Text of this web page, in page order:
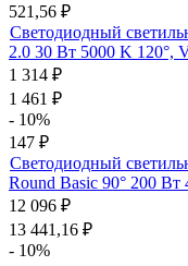
521,56 ₽
Светодиодный
2.0 30 Вт 5000 K 120°,
1 314 ₽
1 461 ₽
- 10%
147 ₽
Светодиодный
Round Basic 90° 200
12 096 ₽
13 441,16 ₽
- 10%